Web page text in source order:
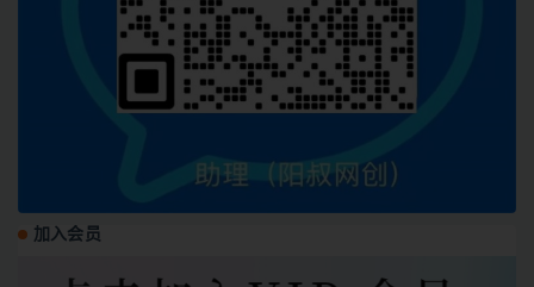
加入会员